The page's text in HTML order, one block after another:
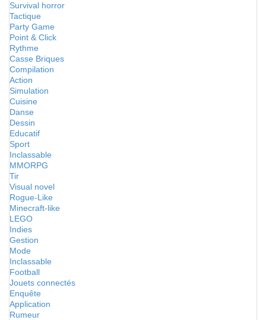
Survival horror
Tactique
Party Game
Point & Click
Rythme
Casse Briques
Compilation
Action
Simulation
Cuisine
Danse
Dessin
Educatif
Sport
Inclassable
MMORPG
Tir
Visual novel
Rogue-Like
Minecraft-like
LEGO
Indies
Gestion
Mode
Inclassable
Football
Jouets connectés
Enquête
Application
Rumeur